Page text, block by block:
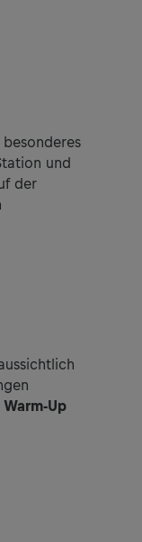
und
der
Warm-Up